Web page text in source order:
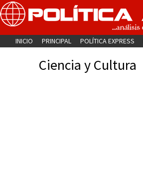
INICIO PRINCIPAL POLÍTICA EXPRESS
Ciencia y Cultura